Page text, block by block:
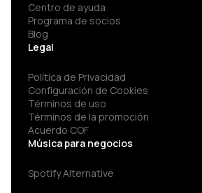
Centro de ayuda
Programa de socios
Blog
Legal
Política de Privacidad
Configuración de Cookies
Términos de uso
Términos de la promoción
Acuerdo COF
Música para negocios
Spotify Alternative